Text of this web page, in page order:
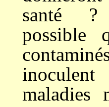
santé ?
possible
maladies